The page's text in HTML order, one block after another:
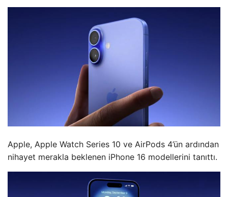
Apple, Apple Watch Series 10 ve AirPods 4’ün ardından
nihayet merakla beklenen iPhone 16 modellerini tanıttı.